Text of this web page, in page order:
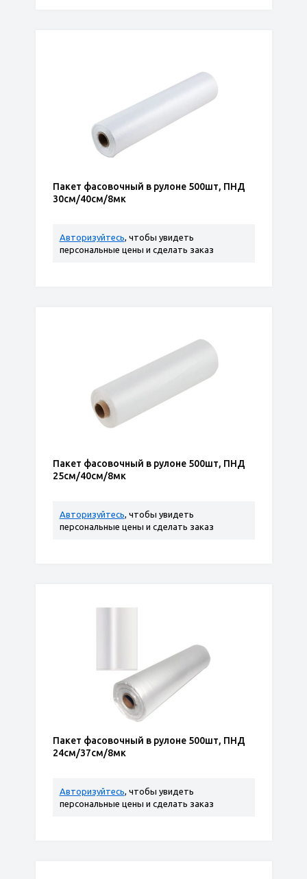
Пакет фасовочный в рулоне 500шт, ПНД
30см/40см/8мк
Авторизуйтесь, чтобы увидеть
персональные цены и сделать заказ
Пакет фасовочный в рулоне 500шт, ПНД
25см/40см/8мк
Авторизуйтесь, чтобы увидеть
персональные цены и сделать заказ
Пакет фасовочный в рулоне 500шт, ПНД
24см/37см/8мк
Авторизуйтесь, чтобы увидеть
персональные цены и сделать заказ